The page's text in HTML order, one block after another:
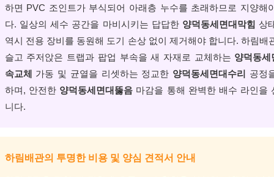
하면 PVC 조인트가 부식되어 아래층 누수를 초래하므로 지양해
다. 일상의 세수 공간을 마비시키는 답답한 양덕동세면대막힘 상
역시 전용 장비를 동원해 도기 손상 없이 제거해야 합니다. 하림배
슬고 주저앉은 트랩과 팝업 부속을 새 자재로 교체하는 양덕동세
속교체
가동 및 균열을 리셋하는 정교한 양덕동세면대수리
공정
하며, 안전한 양덕동세면대뚫음 마감을 통해 완벽한 배수 라인을
니다.
하림배관의 투명한 비용 및 양심 견적서 안내